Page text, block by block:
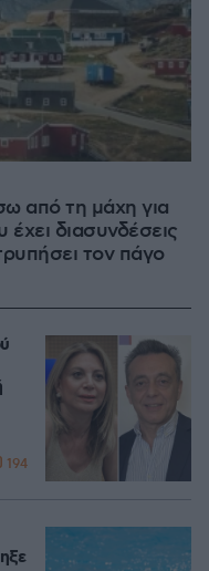
από τη μάχη για
έχει διασυνδέσεις
τον πάγο
194